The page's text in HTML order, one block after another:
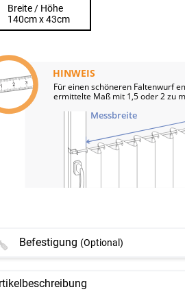
Breite / Höhe
140cm x 43cm
Für einen schöneren Faltenwurf
ermittelte Maß mit 1,5 oder 2 zu
HINWEIS
Messbreite
Befestigung (Optional)
+10,95 EUR)